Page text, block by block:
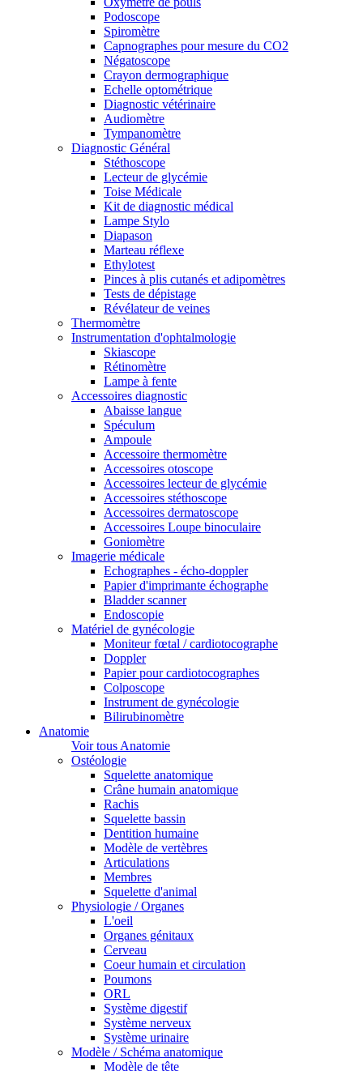
Podoscope
Spiromètre
Capnographes pour mesure du CO2
Négatoscope
Crayon dermographique
Echelle optométrique
Diagnostic vétérinaire
Audiomètre
Tympanomètre
Diagnostic Général
Stéthoscope
Lecteur de glycémie
Toise Médicale
Kit de diagnostic médical
Lampe Stylo
Diapason
Marteau réflexe
Ethylotest
Pinces à plis cutanés et adipomètres
Tests de dépistage
Révélateur de veines
Thermomètre
Instrumentation d'ophtalmologie
Skiascope
Rétinomètre
Lampe à fente
Accessoires diagnostic
Abaisse langue
Spéculum
Ampoule
Accessoire thermomètre
Accessoires otoscope
Accessoires lecteur de glycémie
Accessoires stéthoscope
Accessoires dermatoscope
Accessoires Loupe binoculaire
Goniomètre
Imagerie médicale
Echographes - écho-doppler
Papier d'imprimante échographe
Bladder scanner
Endoscopie
Matériel de gynécologie
Moniteur fœtal / cardiotocographe
Doppler
Papier pour cardiotocographes
Colposcope
Instrument de gynécologie
Bilirubinomètre
Anatomie
Voir tous Anatomie
Ostéologie
Squelette anatomique
Crâne humain anatomique
Rachis
Squelette bassin
Dentition humaine
Modèle de vertèbres
Articulations
Membres
Squelette d'animal
Physiologie / Organes
L'oeil
Organes génitaux
Cerveau
Coeur humain et circulation
Poumons
ORL
Système digestif
Système nerveux
Système urinaire
Modèle / Schéma anatomique
Modèle de tête